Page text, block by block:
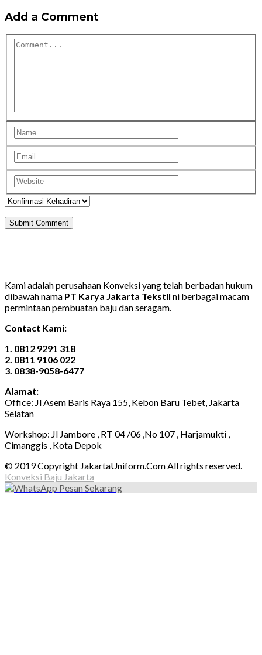
Add a Comment
Kami adalah perusahaan Konveksi yang telah berbadan hukum
dibawah nama PT Karya Jakarta Tekstil ni berbagai macam
permintaan pembuatan baju dan seragam.
Contact Kami:
1. 0812 9291 318
2. 0811 9106 022
3. 0838-9058-6477
Alamat:
Office: Jl Asem Baris Raya 155, Kebon Baru Tebet, Jakarta
Selatan
Workshop: Jl Jambore , RT 04 /06 ,No 107 , Harjamukti ,
Cimanggis , Kota Depok
© 2019 Copyright JakartaUniform.Com All rights reserved.
Konveksi Baju Jakarta
Pesan Sekarang